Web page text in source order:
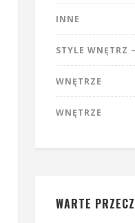
INNE
STYLE WNĘTRZ
WNĘTRZE
WNĘTRZE
WARTE